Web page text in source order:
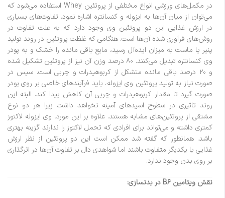
در مکمل‌های ورزشی انواع مختلفی از پروتئین Whey استفاده می‌شود که
می‌توان از میان آن‌ها به ایزوله و کنسانتره اشاره نمود. تفاوت‌های بسیاری
در ارزش غذایی این دو پروتئین وی وجود دارد که به علت تفاوت در
روش‌های فرآوری شده آن‌ها است. هنگامی که غلظت پروتئین در روند تولید
پنیر یا ماست به میزان ایده‌آل رسید، مایع باقی مانده را خشک و به پودر
وی کنسانتره تبدیل می‌کنند. ۸۰ درصد وزن آن نیز از پروتئین تشکیل شده
و ۲۰ درصد باقی مانده متشکل از کربوهیدرات و چربی است. سپس در
صورت نیاز به تولید پروتئین وی ایزوله، باید فرآیندهای خاصی بر روی پودر
صورت گیرد تا مقدار کربوهیدرات و چربی آن کاهش پیدا کند. البته این
روند تاثیری در سطوح اسیدهای آمینه نخواهد داشت زیرا هر دو نوع
مشتقی از پروتئین‌های مشابه هستند. علاوه بر این مورد، وی ایزوله لاکتوز
کمتری داشته و می‌تواند برای افرادی که تحمل لاکتوز را ندارند گزینه بهتری
باشد. همانطور که گفته شد ممکن است این دو پروتئین از نظر ارزش
غذایی با یکدیگر متفاوت باشند اما شواهدی دال بر تفاوت آن‌ها در اثرگذاری
بر روی بدن وجود ندارد.
نقش ویتامین B6 در بدنسازی: